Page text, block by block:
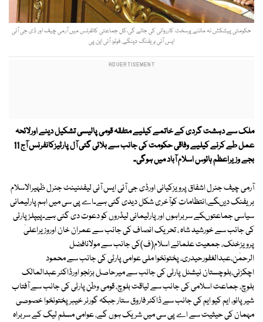
حکومتی پیشکش نہ ماننے پرسخت کارروائی کی جائے گی،کل جماعتی کانفرنس میں آرمی چیف اور ڈی جی آئی
ایس آئی بریفنگ دینگے. فوٹو: آئی این پی
ملک سے دہشت گردی کے خاتمے کیلیے متفقہ قومی پالیسی تشکیل دینے اورلائحہ
عمل طے کرنے کیلیے وفاقی حکومت کی جانب سے بلائی گئی آل پارٹیزکانفرنس آج 11
بجے وزیراعظم ہائوس اسلام آباد میں ہوگی۔
آرمی چیف جنرل اشفاق پرویزکیانی اورڈی جی آئی ایس آئی لیفٹنینٹ جنرل ظہیرالاسلام
بریفنگ دیںگے،انتظامات کوآخری شکل دیدی گئی ہے۔اے پی سی میں اہم پارلیمانی
سیاسی جماعتوںکے سربراہوں اورپارلیمانی لیڈروں کو دعوت دی گئی ہے۔پیپلزپارٹی
کی جانب سے خورشید شاہ ، تحریک انصاف کی جانب سے عمران خان اوروزیراعلیٰ
پرویزخٹک، جمعیت علمائے اسلام(ف)کی جانب سے مولانافضل
الرحمٰن،عبدالغفورحیدری، پختونخوا ملی عوامی پارٹی کی جانب سے محمود
اچکزئی،بلوچستان نیشنل پارٹی کی جانب سے میرحاصل بزنجو اورڈاکٹر عبدالمالک
بلوچ، جماعت اسلامی کی جانب سے لیاقت بلوچ، قومی وطن پارٹی کی جانب سے آفتاب
شیر پائو، ایم کیو ایم کی جانب سے ڈاکٹر فاروق ستار جبکہ گورنر خیبرپختونخوا خصوصی
مہمان کی حیثیت سے اے پی سی میں شریک ہوں گے، عوامی مسلم لیگ کے سربراہ